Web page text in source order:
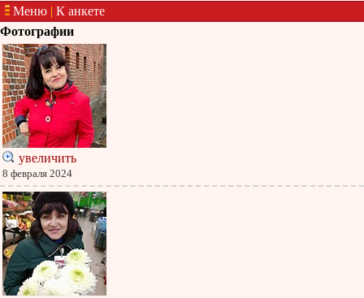
Меню | К анкете
Фотографии
увеличить
8 февраля 2024